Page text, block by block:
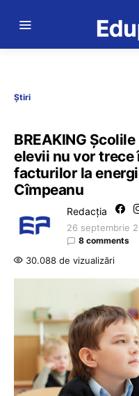
Știri
BREAKING
elevii nu vor trece
facturilor la
Cîmpeanu
Redacția
26 septembrie
8 comments
30.088 de vizualizări